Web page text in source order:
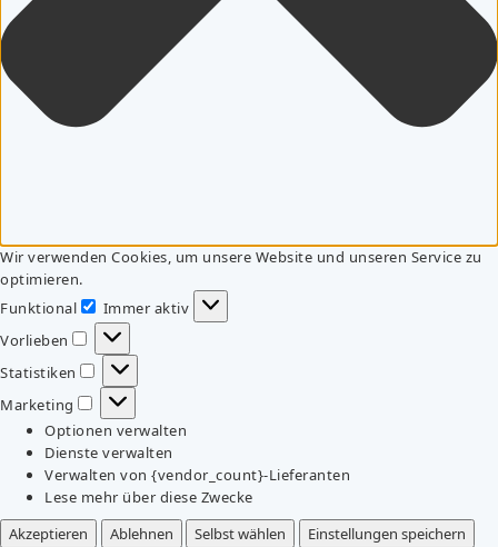
Wir verwenden Cookies, um unsere Website und unseren Service zu
optimieren.
Funktional
Funktional
Immer aktiv
Vorlieben
Vorlieben
Statistiken
Statistiken
Marketing
Marketing
Optionen verwalten
Dienste verwalten
Verwalten von {vendor_count}-Lieferanten
Lese mehr über diese Zwecke
Akzeptieren
Ablehnen Selbst wählen
Einstellungen speichern